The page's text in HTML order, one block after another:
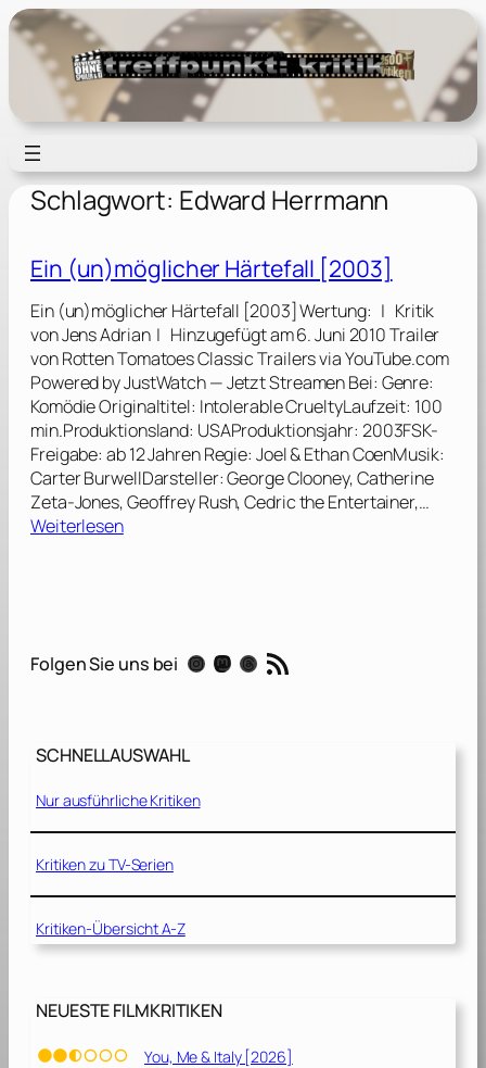
Zum
Inhalt
springen
Schlagwort: Edward Herrmann
Ein (un)möglicher Härtefall [2003]
Ein (un)möglicher Härtefall [2003] Wertung: | Kritik
von Jens Adrian | Hinzugefügt am 6. Juni 2010 Trailer
von Rotten Tomatoes Classic Trailers via YouTube.com
Powered by JustWatch — Jetzt Streamen Bei: Genre:
Komödie Originaltitel: Intolerable CrueltyLaufzeit: 100
min.Produktionsland: USAProduktionsjahr: 2003FSK-
Freigabe: ab 12 Jahren Regie: Joel & Ethan CoenMusik:
Carter BurwellDarsteller: George Clooney, Catherine
Zeta-Jones, Geoffrey Rush, Cedric the Entertainer,…
Weiterlesen:
n
g
i
c
h
H
ä
t
f
Folgen Sie uns bei Instagram Mastodon Threads RSS-Feed
SCHNELLAUSWAHL
Nur ausführliche Kritiken
Kritiken zu TV-Serien
Kritiken-Übersicht A-Z
NEUESTE FILMKRITIKEN
You, Me & Italy [2026]